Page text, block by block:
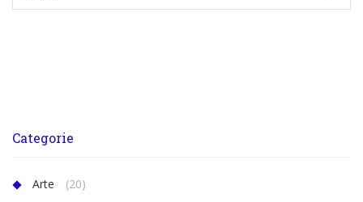
Categorie
Arte
(20)